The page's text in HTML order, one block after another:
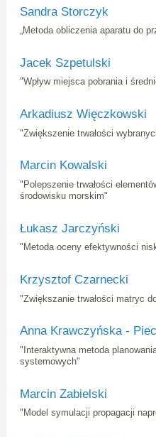
Sandra Storczyk
„Metoda obliczenia aparatu do
Jacek Szpetulski
"Wpływ miejsca pobrania i
Arkadiusz Więczkowski
"Zwiększenie trwałości
Marcin Kowalski
"Polepszenie trwałości
środowisku morskim"
Łukasz Jarczyński
"Metoda oceny efektywności
Krzysztof Czarnecki
"Zwiększanie trwałości matryc
Anna Krawczyńska -
"Interaktywna metoda
systemowych"
Marcin Zabielski
"Model symulacji propagacji